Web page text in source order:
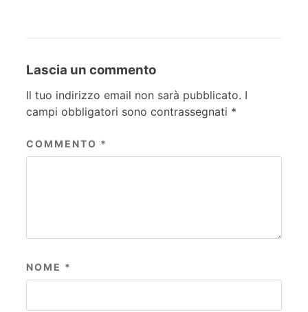
Lascia un commento
Il tuo indirizzo email non sarà pubblicato. I
campi obbligatori sono contrassegnati *
COMMENTO *
NOME *